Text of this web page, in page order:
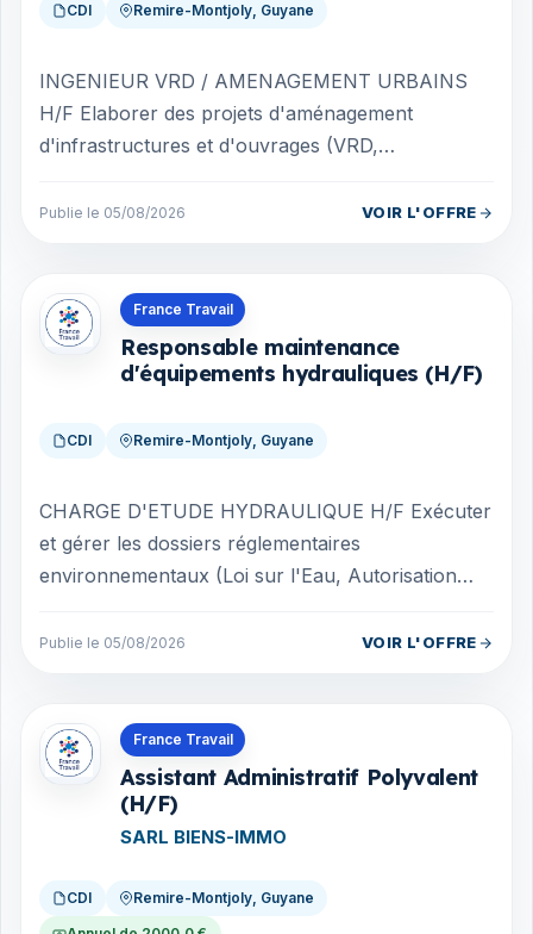
CDI Remire-Montjoly, Guyane
INGENIEUR VRD / AMENAGEMENT URBAINS
H/F Elaborer des projets d'aménagement
d'infrastructures et d'ouvrages (VRD,
pour des opérations d...
Publie le 05/08/2026 VOIR L'OFFRE
France Travail
Responsable maintenance
d'équipements hydrauliques (H/F)
CDI Remire-Montjoly, Guyane
CHARGE D'ETUDE HYDRAULIQUE H/F Exécuter
et gérer les dossiers réglementaires
environnementaux (Loi sur l'Eau, Autorisation
Réalis...
Publie le 05/08/2026 VOIR L'OFFRE
Offres en Guyane
France Travail
Assistant Administratif Polyvalent
(H/F)
SARL BIENS-IMMO
CDI Remire-Montjoly, Guyane
Offres en Guyane